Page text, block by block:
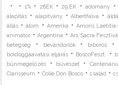
• • 1%• 28EK•29.EK •adomány
alapítás • alapítvány•Albertfalva •
állás •álom • Amerika • Amoris
animátor •Argentína •Ars Sacra
betegség • bevándorlók• bíboros •
boldoggáavatási eljárás • BoscoFeszt •
bűnmegelőzés • bűvészet •
Clarisseum •Colle Don Bosco •család •